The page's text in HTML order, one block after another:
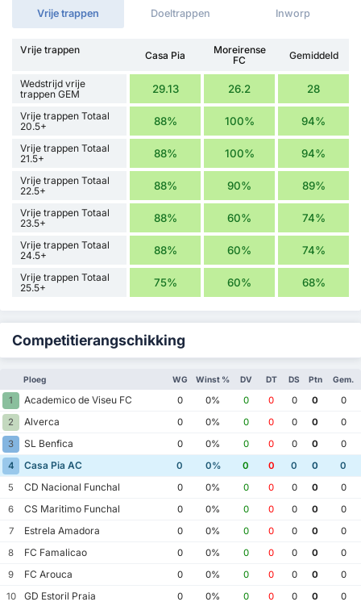
Vrije trappen Doeltrappen Inworp
Vrije trappen Casa Pia
Moreirense
FC
Gemiddeld
Wedstrijd vrije
trappen GEM
29.13 26.2 28
Vrije trappen Totaal
20.5+
88% 100% 94%
Vrije trappen Totaal
21.5+
88% 100% 94%
Vrije trappen Totaal
22.5+
88% 90% 89%
Vrije trappen Totaal
23.5+
88% 60% 74%
Vrije trappen Totaal
24.5+
88% 60% 74%
Vrije trappen Totaal
25.5+
75% 60% 68%
Competitierangschikking
Ploeg WG Winst % DV DT DS Ptn Gem.
1 Academico de Viseu FC 0 0% 0 0 0 0
0
2
Alverca 0 0% 0 0 0 0
0
3
SL Benfica 0 0% 0 0 0 0
0
4
Casa Pia AC 0 0% 0 0 0 0
0
5
CD Nacional Funchal 0 0% 0 0 0 0
0
6
CS Maritimo Funchal 0 0% 0 0 0 0
0
7
Estrela Amadora 0 0% 0 0 0 0
0
8
FC Famalicao 0 0% 0 0 0 0
0
9
FC Arouca 0 0% 0 0 0 0
0
10
GD Estoril Praia 0 0% 0 0 0 0
0